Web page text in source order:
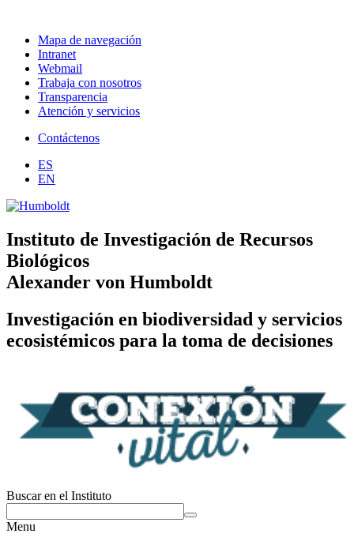
Mapa de navegación
Intranet
Webmail
Trabaja con nosotros
Transparencia
Atención y servicios
Contáctenos
ES
EN
Instituto de Investigación de Recursos
Biológicos
Alexander von Humboldt
Investigación en biodiversidad y servicios
ecosistémicos para la toma de decisiones
Buscar en el Instituto
Menu